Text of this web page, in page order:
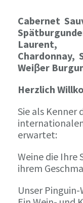
Cabernet
Laurent,
Chardonnay,
Weiβer
Herzlich
Sie als Kenner
internationalen
erwartet:
Weine die Ihre
ihrem
Unser Pinguin-